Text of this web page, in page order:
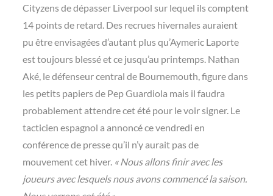
Cityzens de dépasser Liverpool sur lequel ils comptent
14 points de retard. Des recrues hivernales auraient
pu être envisagées d’autant plus qu’Aymeric Laporte
est toujours blessé et ce jusqu’au printemps. Nathan
Aké, le défenseur central de Bournemouth, figure dans
les petits papiers de Pep Guardiola mais il faudra
probablement attendre cet été pour le voir signer. Le
tacticien espagnol a annoncé ce vendredi en
conférence de presse qu’il n’y aurait pas de
mouvement cet hiver. « Nous allons finir avec les
joueurs avec lesquels nous avons commencé la saison.